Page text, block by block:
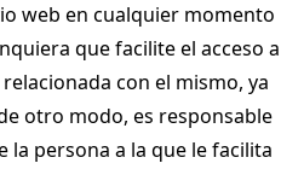
web en cualquier momento
que facilite el acceso a
con el mismo, ya
otro modo, es responsable
persona a la que le facilita